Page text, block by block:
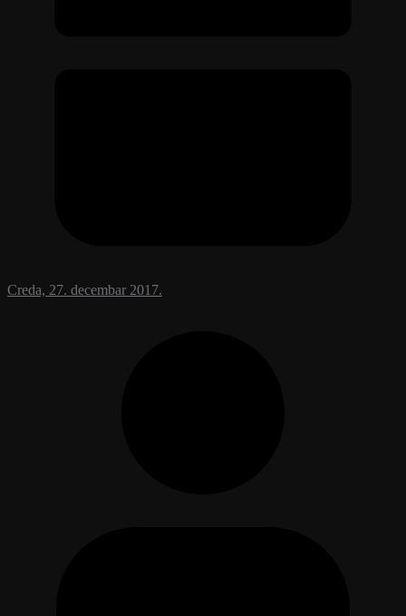
Creda, 27. decembar 2017.